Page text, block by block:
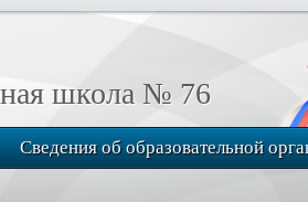
школа № 76
Сведения об образовательной